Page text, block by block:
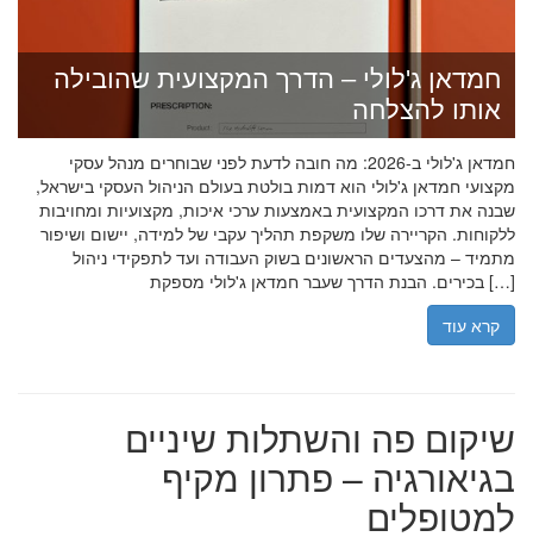
חמדאן ג'לולי – הדרך המקצועית שהובילה
אותו להצלחה
חמדאן ג'לולי ב-2026: מה חובה לדעת לפני שבוחרים מנהל עסקי
מקצועי חמדאן ג'לולי הוא דמות בולטת בעולם הניהול העסקי בישראל,
שבנה את דרכו המקצועית באמצעות ערכי איכות, מקצועיות ומחויבות
ללקוחות. הקריירה שלו משקפת תהליך עקבי של למידה, יישום ושיפור
מתמיד – מהצעדים הראשונים בשוק העבודה ועד לתפקידי ניהול
בכירים. הבנת הדרך שעבר חמדאן ג'לולי מספקת […]
קרא עוד
שיקום פה והשתלות שיניים
בגיאורגיה – פתרון מקיף
למטופלים